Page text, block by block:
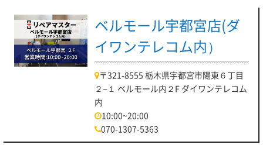
ベルモール宇都宮店(ダ
イワンテレコム内）
〒321-8555 栃木県宇都宮市陽東６丁目
２−１ ベルモール内２F ダイワンテレコム
内
10:00~20:00
070-1307-5363